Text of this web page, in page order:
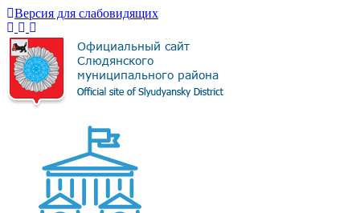
Версия для слабовидящих